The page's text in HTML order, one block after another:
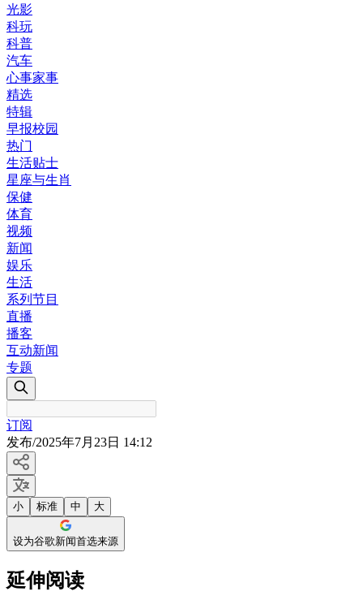
光影
科玩
科普
汽车
心事家事
精选
特辑
早报校园
热门
生活贴士
星座与生肖
保健
体育
视频
新闻
娱乐
生活
系列节目
直播
播客
互动新闻
专题
订阅
发布/2025年7月23日 14:12
小 标准 中 大
设为谷歌新闻首选来源
延伸阅读